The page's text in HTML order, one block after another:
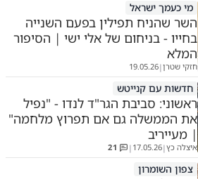
מי כעמך ישראל
השר שהניח תפילין בפעם השנייה
בחייו - בניחום של אלי ישי | הסיפור
המלא
חזקי שטרן|
19.05.26
חדשות עם קנייטש
ראשוני: סביבת הגר"ד לנדו - "נפיל
את הממשלה גם אם תפרוץ מלחמה"
| מעייריב
איצלה כץ|
17.05.26
|
21
צפון השומרון